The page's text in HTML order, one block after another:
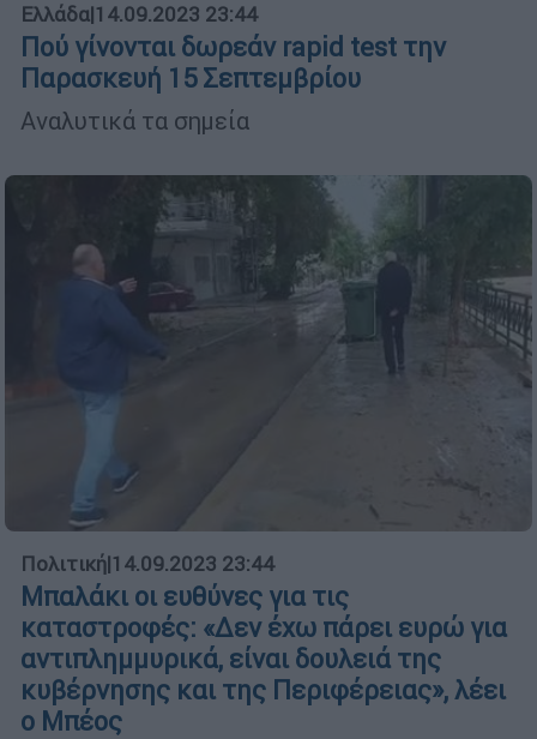
Ελλάδα|14.09.2023 23:44
Πού γίνονται δωρεάν rapid test την
Παρασκευή 15 Σεπτεμβρίου
Αναλυτικά τα σημεία
Πολιτική|14.09.2023 23:44
Μπαλάκι οι ευθύνες για τις
καταστροφές: «Δεν έχω πάρει ευρώ για
αντιπλημμυρικά, είναι δουλειά της
κυβέρνησης και της Περιφέρειας», λέει
ο Μπέος